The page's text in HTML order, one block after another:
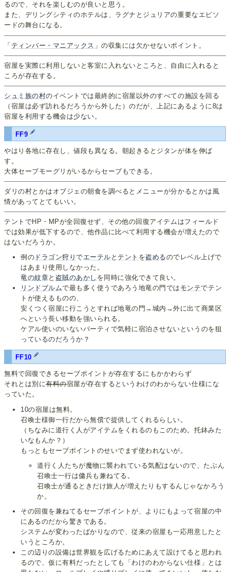
るので、それを楽しむのが良いと思う。
また、デリングシティのホテルは、ラグナとジュリアの重要なエピソ
ードの舞台になる。
「 ティンバー・マニアックス 」の収集には欠かせないポイント。
宿屋を実際に利用しないと客室に入れないところと、自由に入れると
ころが存在する。
シュミ族の村のイベントでは最終的に宿屋以外のすべての施設を回る
（宿屋は必ず訪れるだろうから外した）のだが、上記にあるように8は
宿屋を利用する機会は少ない。
FF9
やはり各地に存在し、値段も異なる。朝起きるとジタンが体を伸ば
す。
大体セーブモーグリがいるからセーブもできる。
ダリの村とかはオブジェの朝食を調べるとメニューが分かるとかは風
情があってとてもいい。
テントでHP・MPが全回復せず、その他の回復アイテムはフィールド
では効果が低下するので、他作品に比べて利用する機会が増えたので
はないだろうか。
例の ドラゴン狩りでエーテル と テント を盗めるのでレベル上げで
はあまり使用しなかった。
竜の紋章と 盗賊のあかし を同時に強化できて良い。
リンドブルムで最も多く使うであろう地竜の門では モンテでテン
トが使えるものの、
安くつく宿屋に行こうとすれば地竜の門→城内→外に出て商業区
へという長い移動を強いられる。
ケアル使いのいないパーティで気軽に宿泊させないというのを狙
っているのだろうか？
FF10
無料で回復できるセーブポイントが存在するにもかかわらず
それとは別に有料の宿屋が存在するというわけのわからない仕様にな
っていた。
10の宿屋は無料。
召喚士様御一行だから無償で提供してくれるらしい。
（ちなみに道行く人がアイテムをくれるのもこのため。托鉢みた
いなもんか？）
もっともセーブポイントのせいでまず使われないが。
道行く人たちが魔物に襲われている気配はないので、たぶん
召喚士一行は傭兵も兼ねてる。
召喚士が通るときだけ旅人が増えたりもするんじゃなかろう
か。
その回復を兼ねてるセーブポイントが、よりにもよって宿屋の中
にあるのだから驚きである。
システムが変わったばかりなので、従来の宿屋も一応用意したと
いうところか。
この辺りの設備は世界観を広げるためにあえて設けてると思われ
るので、仮に有料だったとしても「わけのわからない仕様」とは